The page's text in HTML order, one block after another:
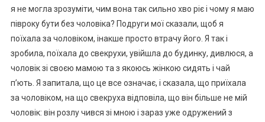
я не могла зрозуміти, чим вона так сильно хво ріє і чому я маю
півроку бути без чоловіка? Подруги мої сказали, щоб я
поїхала за чоловіком, інакше просто втрачу його. Я так і
зробила, поїхала до свекрухи, увійшла до будинку, дивлюся, а
чоловік зі своєю мамою та з якоюсь жінкою сидять і чай
п’ють. Я запитала, що це все означає, і сказала, що приїхала
за чоловіком, на що свекруха відповіла, що він більше не мій
чоловік: він розлу чився зі мною і зараз уже одружений з